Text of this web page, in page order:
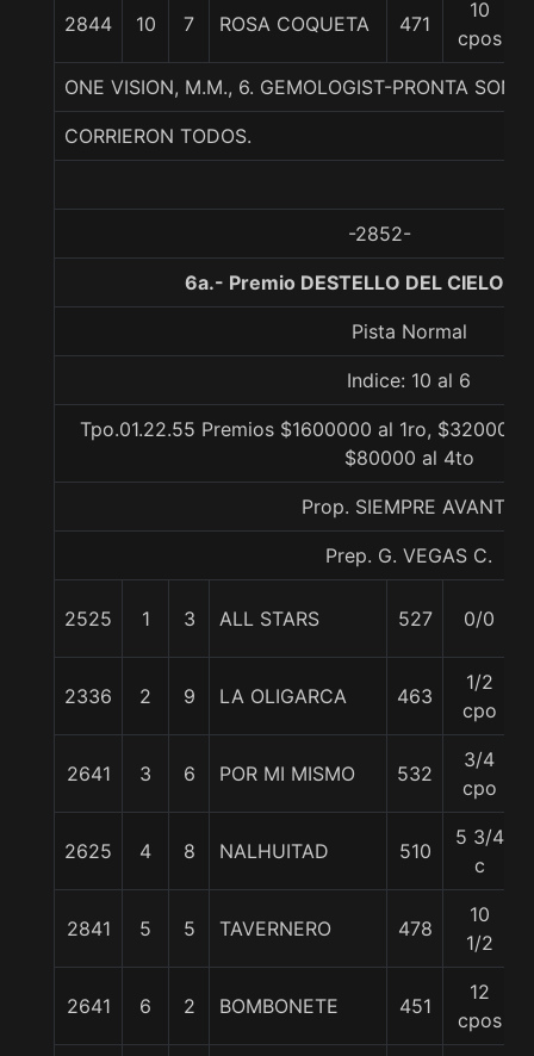
2844 10 7 ROSA COQUETA 471
10
cpos
ONE VISION, M.M., 6. GEMOLOGIST-PRONTA
CORRIERON TODOS.
-2852-
6a.- Premio DESTELLO DEL CIELO,
Pista Normal
Indice: 10 al 6
Tpo.01.22.55 Premios $1600000 al 1ro, $320000
$80000 al 4to
Prop. SIEMPRE AVANTE
Prep. G. VEGAS C.
2525 1 3 ALL STARS 527 0/0
2336 2 9 LA OLIGARCA 463
1/2
cpo
2641 3 6 POR MI MISMO 532
3/4
cpo
2625 4 8 NALHUITAD 510
5 3/4
c
2841 5 5 TAVERNERO 478
10
1/2
2641 6 2 BOMBONETE 451
12
cpos